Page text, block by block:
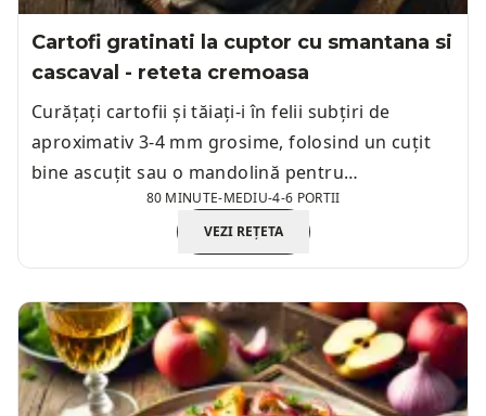
Cartofi gratinati la cuptor cu smantana si
cascaval - reteta cremoasa
Curățați cartofii și tăiați-i în felii subțiri de
aproximativ 3-4 mm grosime, folosind un cuțit
bine ascuțit sau o mandolină pentru
80 MINUTE-MEDIU-4-6 PORTII
VEZI REȚETA